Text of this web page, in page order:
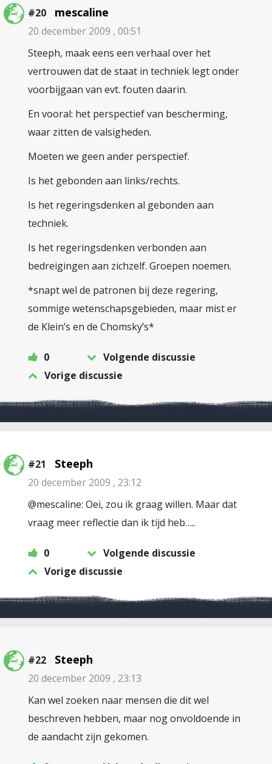
#20 mescaline
20 december 2009 , 00:51
Steeph, maak eens een verhaal over het
vertrouwen dat de staat in techniek legt onder
voorbijgaan van evt. fouten daarin.
En vooral: het perspectief van bescherming,
waar zitten de valsigheden.
Moeten we geen ander perspectief.
Is het gebonden aan links/rechts.
Is het regeringsdenken al gebonden aan
techniek.
Is het regeringsdenken verbonden aan
bedreigingen aan zichzelf. Groepen noemen.
*snapt wel de patronen bij deze regering,
sommige wetenschapsgebieden, maar mist er
de Klein’s en de Chomsky’s*
0
Volgende discussie
Vorige discussie
#21 Steeph
20 december 2009 , 23:12
@mescaline: Oei, zou ik graag willen. Maar dat
vraag meer reflectie dan ik tijd heb…..
0
Volgende discussie
Vorige discussie
#22 Steeph
20 december 2009 , 23:13
Kan wel zoeken naar mensen die dit wel
beschreven hebben, maar nog onvoldoende in
de aandacht zijn gekomen.